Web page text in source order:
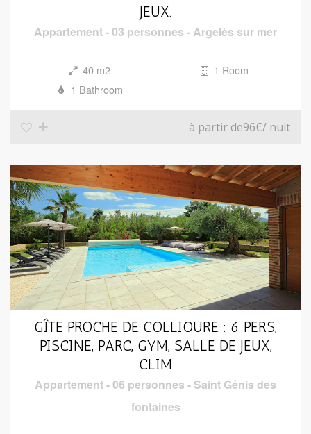
JEUX.
Appartement-03 personnes - Argelès sur mer
40 m2
1 Room
1 Bathroom
à partir de96€/ nuit
GÎTE PROCHE DE COLLIOURE : 6 PERS,
PISCINE, PARC, GYM, SALLE DE JEUX,
CLIM
Appartement-06 personnes - Saint Génis des
fontaines